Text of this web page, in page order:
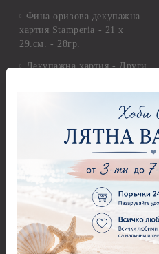
Фина оризова декупажна
хартия Stamperia - 21 х
29.см. - 28гр.
Декупажна хартия - Други
Грунд, Основи, Релефни
Варак, Шлак метал, Фолио,
Пантна
Лакове и защитни покрития
Лепила
Краклета и медиуми